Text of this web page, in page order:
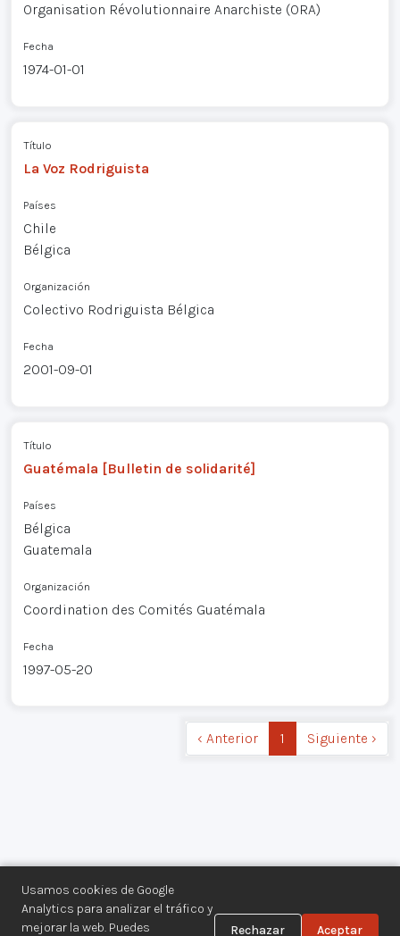
Usamos cookies de Google
Analytics para analizar el tráfico y
mejorar la web. Puedes
Rechazar Aceptar
Organisation Révolutionnaire Anarchiste (ORA)
Fecha
1974-01-01
Título
La Voz Rodriguista
Países
Chile
Bélgica
Organización
Colectivo Rodriguista Bélgica
Fecha
2001-09-01
Título
Guatémala [Bulletin de solidarité]
Países
Bélgica
Guatemala
Organización
Coordination des Comités Guatémala
Fecha
1997-05-20
‹ Anterior 1 Siguiente ›